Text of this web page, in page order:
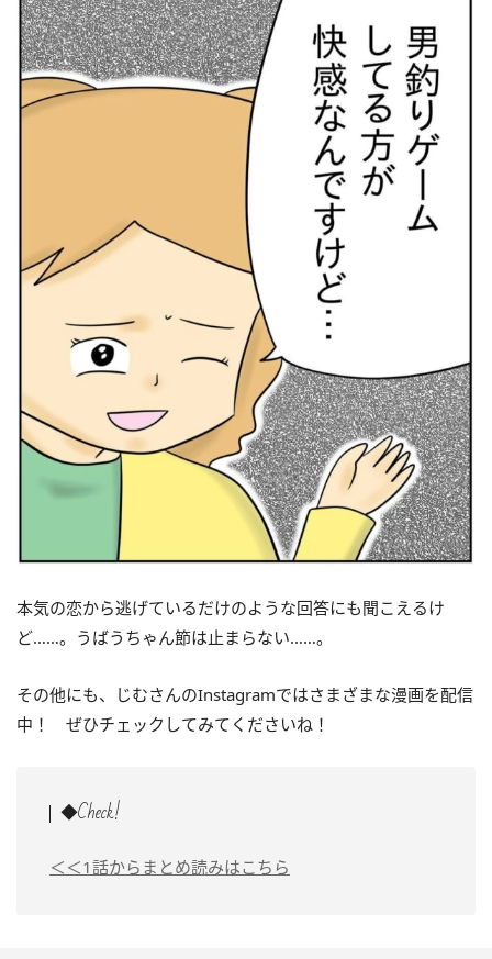
本気の恋から逃げているだけのような回答にも聞こえるけ
ど……。うばうちゃん節は止まらない……。
その他にも、じむさんのInstagramではさまざまな漫画を配信
中！ ぜひチェックしてみてくださいね！
◆Check!
＜＜1話からまとめ読みはこちら